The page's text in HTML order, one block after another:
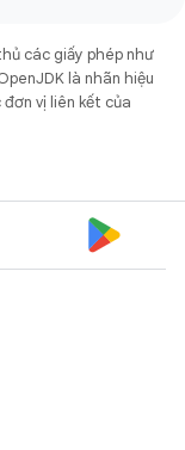
các giấy phép như
là nhãn hiệu
vị liên kết của